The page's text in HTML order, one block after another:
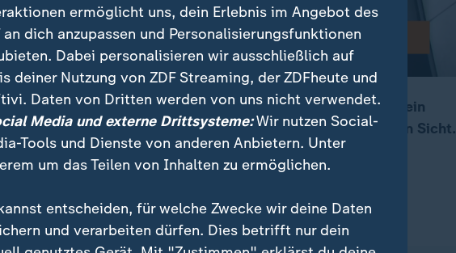
es trotz einer Nachtsitzung noch nicht gelungen, sich auf ein
zu verständigen. Bislang ist kein Ende der Gespräche in Sicht.
ermöglicht uns, dein Erlebnis im Angebot des
an dich anzupassen und Personalisierungsfunktionen
Dabei personalisieren wir ausschließlich auf
deiner Nutzung von ZDF Streaming, der ZDFheute und
Daten von Dritten werden von uns nicht verwendet.
Media und externe Drittsysteme:Wir nutzen Social-
Tools und Dienste von anderen Anbietern. Unter
um das Teilen von Inhalten zu ermöglichen.
entscheiden, für welche Zwecke wir deine Daten
und verarbeiten dürfen. Dies betrifft nur dein